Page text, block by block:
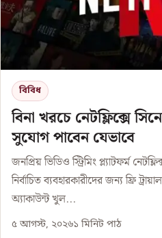
বিবিধ
বিনা খরচে নেটফ্লিক্সে
সুযোগ পাবেন যেভাবে
জনপ্রিয় ভিডিও স্ট্রিমিং প্ল্যাটফর্ম
নির্বাচিত ব্যবহারকারীদের জন্য ফ্রি
অ্যাকাউন্ট খুল...
৫ আগস্ট, ২০২৬১ মিনিট পাঠ